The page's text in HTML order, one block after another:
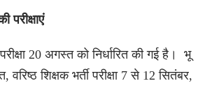
20 अगस्त को निर्धारित की गई है। ‌ भू
वरिष्ठ शिक्षक भर्ती परीक्षा 7 से 12 सितंबर,